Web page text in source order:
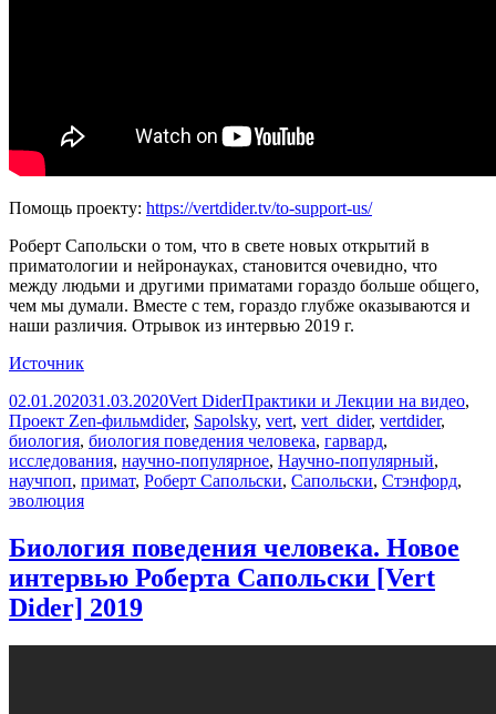
Помощь проекту: https://vertdider.tv/to-support-us/
Роберт Сапольски о том, что в свете новых открытий в
приматологии и нейронауках, становится очевидно, что
между людьми и другими приматами гораздо больше общего,
чем мы думали. Вместе с тем, гораздо глубже оказываются и
наши различия. Отрывок из интервью 2019 г.
Источник
Опубликовано
02.01.202031.03.2020Автор
Vert DiderРубрики
Практики и Лекции на видео,
Проект Zen-фильмМетки
dider, Sapolsky, vert, vert_dider, vertdider,
биология, биология поведения человека, гарвард,
исследования, научно-популярное, Научно-популярный,
научпоп, примат, Роберт Сапольски, Сапольски, Стэнфорд,
эволюция
Биология поведения человека. Новое
интервью Роберта Сапольски [Vert
Dider] 2019